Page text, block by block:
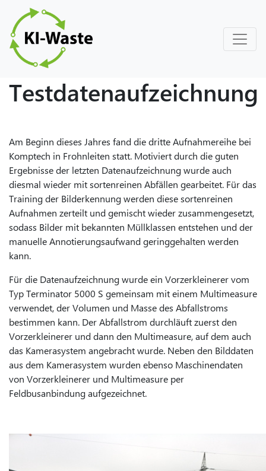
Testdatenaufzeichnung
Am Beginn dieses Jahres fand die dritte Aufnahmereihe bei
Komptech in Frohnleiten statt. Motiviert durch die guten
Ergebnisse der letzten Datenaufzeichnung wurde auch
diesmal wieder mit sortenreinen Abfällen gearbeitet. Für das
Training der Bilderkennung werden diese sortenreinen
Aufnahmen zerteilt und gemischt wieder zusammengesetzt,
sodass Bilder mit bekannten Müllklassen entstehen und der
manuelle Annotierungsaufwand geringgehalten werden
kann.
Für die Datenaufzeichnung wurde ein Vorzerkleinerer vom
Typ Terminator 5000 S gemeinsam mit einem Multimeasure
verwendet, der Volumen und Masse des Abfallstroms
bestimmen kann. Der Abfallstrom durchläuft zuerst den
Vorzerkleinerer und dann den Multimeasure, auf dem auch
das Kamerasystem angebracht wurde. Neben den Bilddaten
aus dem Kamerasystem wurden ebenso Maschinendaten
von Vorzerkleinerer und Multimeasure per
Feldbusanbindung aufgezeichnet.